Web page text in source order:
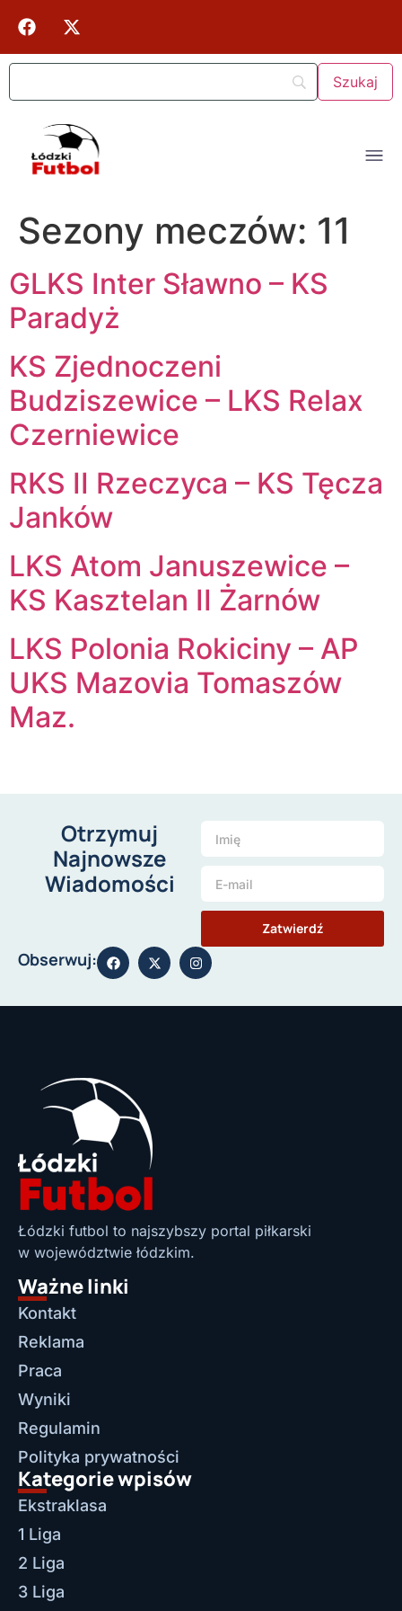
Sezony meczów: 11
GLKS Inter Sławno – KS
Paradyż
KS Zjednoczeni
Budziszewice – LKS Relax
Czerniewice
RKS II Rzeczyca – KS Tęcza
Janków
LKS Atom Januszewice –
KS Kasztelan II Żarnów
LKS Polonia Rokiciny – AP
UKS Mazovia Tomaszów
Maz.
Otrzymuj
Najnowsze
Wiadomości
Zatwierdź
Obserwuj:
Łódzki futbol to najszybszy portal piłkarski
w województwie łódzkim.
Ważne linki
Kontakt
Reklama
Praca
Wyniki
Regulamin
Polityka prywatności
Kategorie wpisów
Ekstraklasa
1 Liga
2 Liga
3 Liga